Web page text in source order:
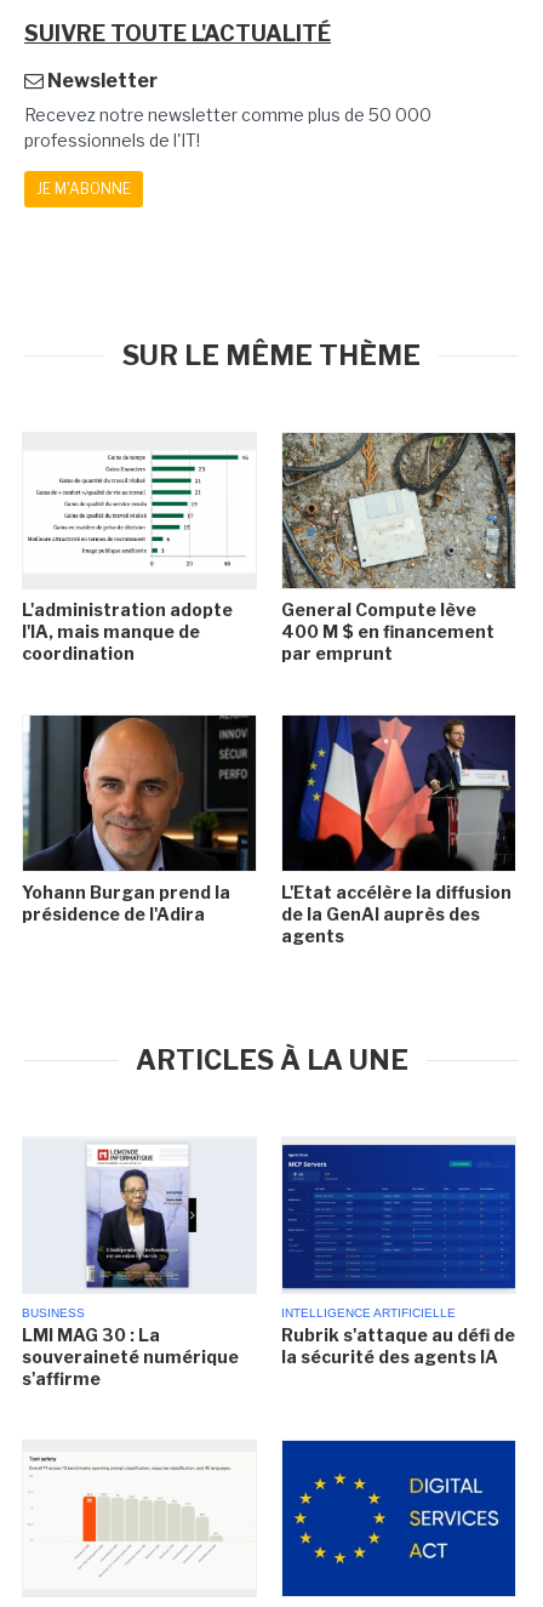
SUIVRE TOUTE L'ACTUALITÉ
Newsletter
Recevez notre newsletter comme plus de 50 000
professionnels de l'IT!
JE M'ABONNE
SUR LE MÊME THÈME
L'administration adopte
l'IA, mais manque de
coordination
General Compute lève
400 M $ en financement
par emprunt
Yohann Burgan prend la
présidence de l'Adira
L'Etat accélère la diffusion
de la GenAI auprès des
agents
ARTICLES À LA UNE
BUSINESS
LMI MAG 30 : La
souveraineté numérique
s'affirme
INTELLIGENCE ARTIFICIELLE
Rubrik s'attaque au défi de
la sécurité des agents IA